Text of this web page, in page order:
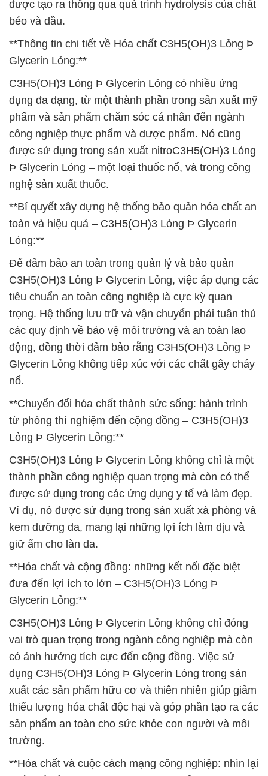
được tạo ra thông qua quá trình hydrolysis của chất
béo và dầu.
**Thông tin chi tiết về Hóa chất C3H5(OH)3 Lỏng Þ
Glycerin Lỏng:**
C3H5(OH)3 Lỏng Þ Glycerin Lỏng có nhiều ứng
dụng đa dạng, từ một thành phần trong sản xuất mỹ
phẩm và sản phẩm chăm sóc cá nhân đến ngành
công nghiệp thực phẩm và dược phẩm. Nó cũng
được sử dụng trong sản xuất nitroC3H5(OH)3 Lỏng
Þ Glycerin Lỏng – một loại thuốc nổ, và trong công
nghệ sản xuất thuốc.
**Bí quyết xây dựng hệ thống bảo quản hóa chất an
toàn và hiệu quả – C3H5(OH)3 Lỏng Þ Glycerin
Lỏng:**
Để đảm bảo an toàn trong quản lý và bảo quản
C3H5(OH)3 Lỏng Þ Glycerin Lỏng, việc áp dụng các
tiêu chuẩn an toàn công nghiệp là cực kỳ quan
trọng. Hệ thống lưu trữ và vận chuyển phải tuân thủ
các quy định về bảo vệ môi trường và an toàn lao
động, đồng thời đảm bảo rằng C3H5(OH)3 Lỏng Þ
Glycerin Lỏng không tiếp xúc với các chất gây cháy
nổ.
**Chuyển đổi hóa chất thành sức sống: hành trình
từ phòng thí nghiệm đến cộng đồng – C3H5(OH)3
Lỏng Þ Glycerin Lỏng:**
C3H5(OH)3 Lỏng Þ Glycerin Lỏng không chỉ là một
thành phần công nghiệp quan trọng mà còn có thể
được sử dụng trong các ứng dụng y tế và làm đẹp.
Ví dụ, nó được sử dụng trong sản xuất xà phòng và
kem dưỡng da, mang lại những lợi ích làm dịu và
giữ ẩm cho làn da.
**Hóa chất và cộng đồng: những kết nối đặc biệt
đưa đến lợi ích to lớn – C3H5(OH)3 Lỏng Þ
Glycerin Lỏng:**
C3H5(OH)3 Lỏng Þ Glycerin Lỏng không chỉ đóng
vai trò quan trọng trong ngành công nghiệp mà còn
có ảnh hưởng tích cực đến cộng đồng. Việc sử
dụng C3H5(OH)3 Lỏng Þ Glycerin Lỏng trong sản
xuất các sản phẩm hữu cơ và thiên nhiên giúp giảm
thiểu lượng hóa chất độc hại và góp phần tạo ra các
sản phẩm an toàn cho sức khỏe con người và môi
trường.
**Hóa chất và cuộc cách mạng công nghiệp: nhìn lại